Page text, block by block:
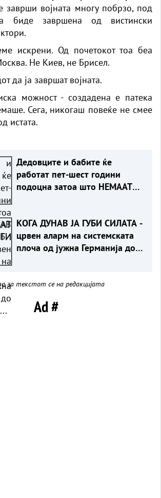
војната многу побрзо, под
биде завршена од вистински
искрени. Од почетокот тоа беа
Не Киев, не Брисел.
да ја завршат војната.
можност - создадена е патека
Сега, никогаш повеќе не смее
истата.
Дедовците и бабите ќе
работат пет-шест години
подоцна затоа што НЕМААТ
КОГА ДУНАВ ЈА ГУБИ СИЛАТА -
црвен аларм на системската
плоча од јужна Германија до
за текстот се на редакцијата
Ad #